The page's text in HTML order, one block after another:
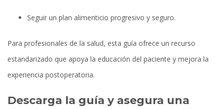
Seguir un plan alimenticio progresivo y seguro.
Para profesionales de la salud, esta guía ofrece un recurso
estandarizado que apoya la educación del paciente y mejora la
experiencia postoperatoria.
Descarga la guía y asegura una